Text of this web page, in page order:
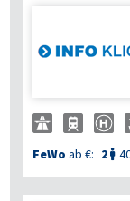
FeWo ab €: 2 